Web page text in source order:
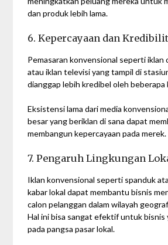
dan produk lebih lama.
6. Kepercayaan dan
Pemasaran konvensional seperti iklan
atau iklan televisi yang tampil di
dianggap lebih kredibel oleh beberapa
Eksistensi lama dari media
besar yang beriklan di sana dapat
membangun kepercayaan pada merek.
7. Pengaruh Lingkungan
Iklan konvensional seperti spanduk
kabar lokal dapat membantu bisnis
calon pelanggan dalam wilayah
Hal ini bisa sangat efektif untuk bisnis
pada pangsa pasar lokal.